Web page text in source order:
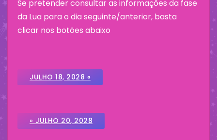
Se pretender consultar as informações da fase
da Lua para o dia seguinte/anterior, basta
clicar nos botões abaixo
JULHO 18, 2028 «
» JULHO 20, 2028